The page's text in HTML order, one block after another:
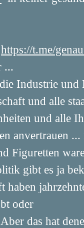
https://t.me/
...
Industrie
und alle
und alle
anvertrauen
Figuretten
gibt es ja
haben
oder
das hat